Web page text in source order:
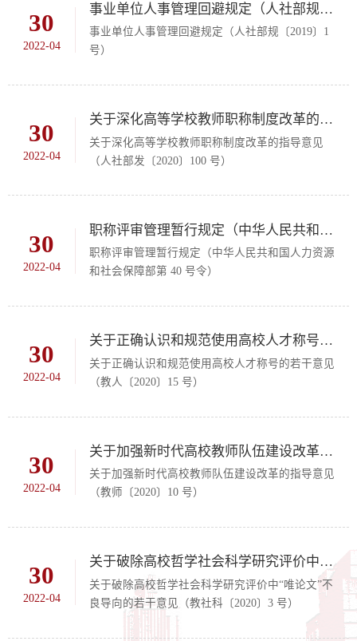
30
2022-04
事业单位人事管理回避规定（人社部规〔2019〕1 号）
事业单位人事管理回避规定（人社部规〔2019〕1
号）
30
2022-04
关于深化高等学校教师职称制度改革的指导意见（人社部发〔2020〕100 号）
关于深化高等学校教师职称制度改革的指导意见
（人社部发〔2020〕100 号）
30
2022-04
职称评审管理暂行规定（中华人民共和国人力资源和社会保障部第 40 号令）
职称评审管理暂行规定（中华人民共和国人力资源
和社会保障部第 40 号令）
30
2022-04
关于正确认识和规范使用高校人才称号的若干意见（教人〔2020〕15 号）
关于正确认识和规范使用高校人才称号的若干意见
（教人〔2020〕15 号）
30
2022-04
关于加强新时代高校教师队伍建设改革的指导意见（教师〔2020〕10 号）
关于加强新时代高校教师队伍建设改革的指导意见
（教师〔2020〕10 号）
30
2022-04
关于破除高校哲学社会科学研究评价中“唯论文”不良导向的若干意见（教社科〔2020〕3 号）
关于破除高校哲学社会科学研究评价中“唯论文”不
良导向的若干意见（教社科〔2020〕3 号）